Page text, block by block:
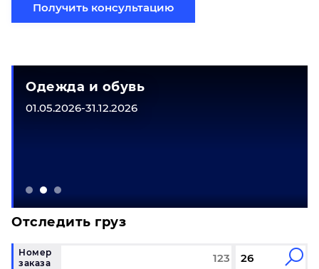
Получить консультацию
Одежда и обувь
01.05.2026-31.12.2026
Отследить груз
Номер
заказа